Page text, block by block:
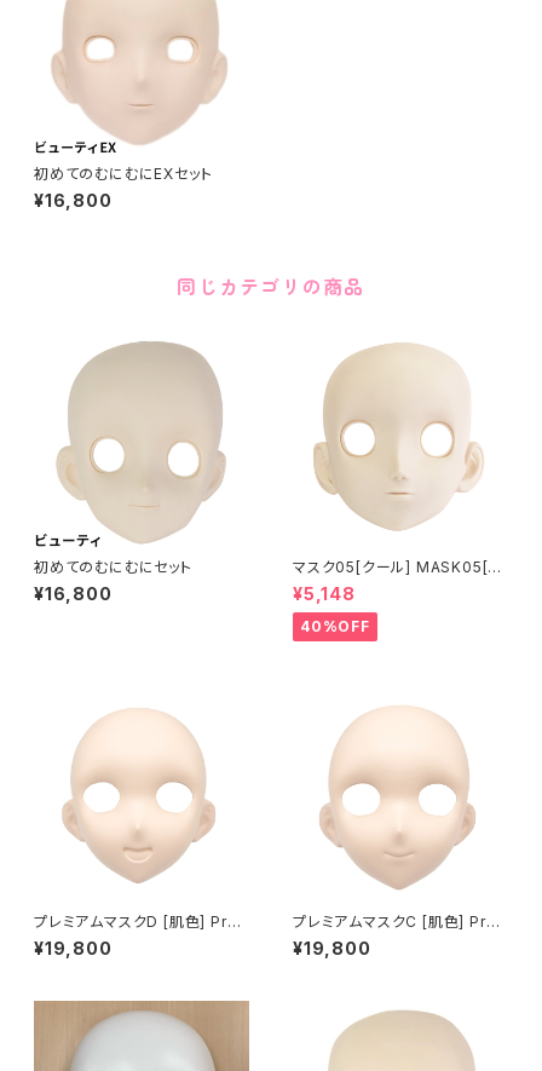
初めてのむにむにEXセット
¥16,800
同じカテゴリの商品
初めてのむにむにセット
¥16,800
マスク05[クール] MASK05[C
OOL]
¥5,148
40%OFF
プレミアムマスクD [肌色] Pre
mium Base Mask D [SKIN]
FRP製
¥19,800
プレミアムマスクC [肌色] Pre
mium Base Mask C [SKIN]
FRP製
¥19,800